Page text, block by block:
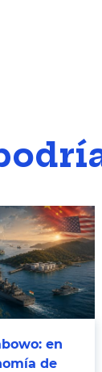
en
de